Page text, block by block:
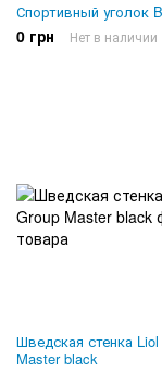
Спортивный уголок
0 грн Нет в наличии
Шведская стенка Liol
Master black